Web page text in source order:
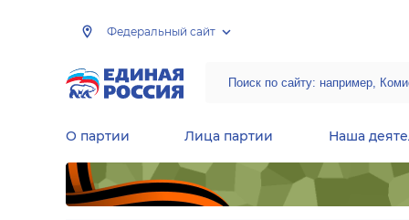
Федеральный сайт
О партии Лица партии Наша